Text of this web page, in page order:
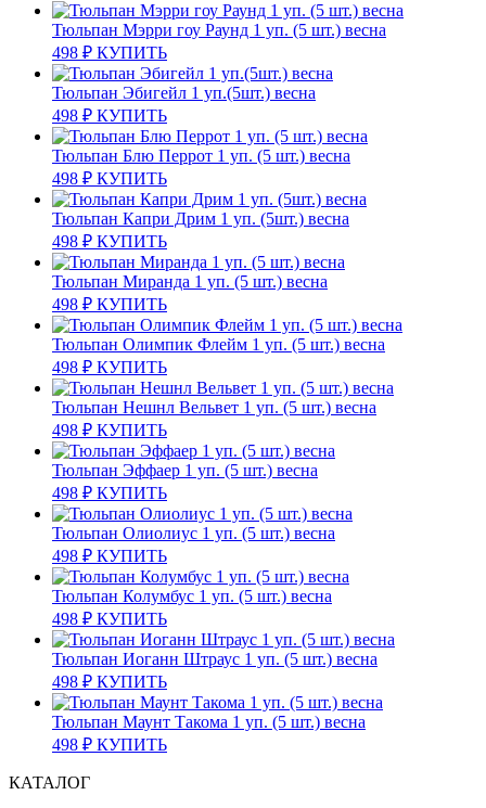
Тюльпан Мэрри гоу Раунд 1 уп. (5 шт.) весна
498 ₽ КУПИТЬ
Тюльпан Эбигейл 1 уп.(5шт.) весна
498 ₽ КУПИТЬ
Тюльпан Блю Перрот 1 уп. (5 шт.) весна
498 ₽ КУПИТЬ
Тюльпан Капри Дрим 1 уп. (5шт.) весна
498 ₽ КУПИТЬ
Тюльпан Миранда 1 уп. (5 шт.) весна
498 ₽ КУПИТЬ
Тюльпан Олимпик Флейм 1 уп. (5 шт.) весна
498 ₽ КУПИТЬ
Тюльпан Нешнл Вельвет 1 уп. (5 шт.) весна
498 ₽ КУПИТЬ
Тюльпан Эффаер 1 уп. (5 шт.) весна
498 ₽ КУПИТЬ
Тюльпан Олиолиус 1 уп. (5 шт.) весна
498 ₽ КУПИТЬ
Тюльпан Колумбус 1 уп. (5 шт.) весна
498 ₽ КУПИТЬ
Тюльпан Иоганн Штраус 1 уп. (5 шт.) весна
498 ₽ КУПИТЬ
Тюльпан Маунт Такома 1 уп. (5 шт.) весна
498 ₽ КУПИТЬ
КАТАЛОГ